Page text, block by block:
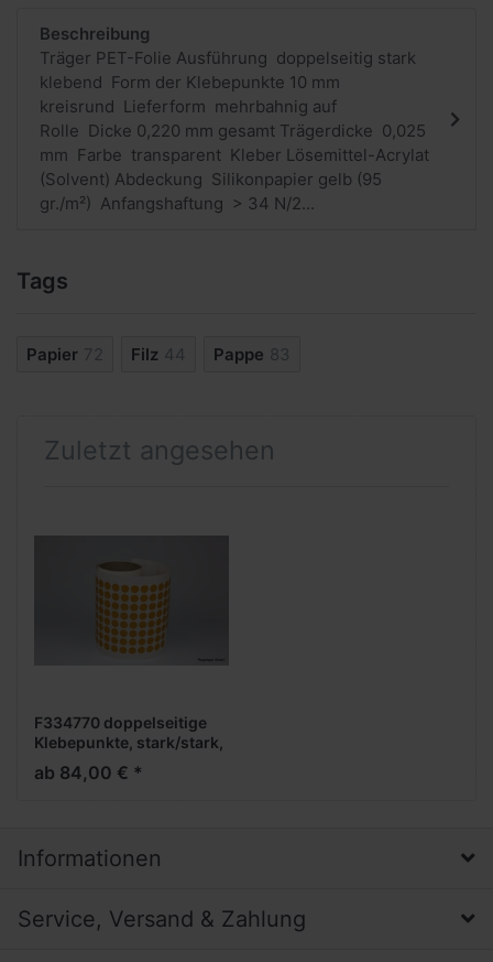
Beschreibung
Träger PET-Folie Ausführung doppelseitig stark
klebend Form der Klebepunkte 10 mm
kreisrund Lieferform mehrbahnig auf
Rolle Dicke 0,220 mm gesamt Trägerdicke 0,025
mm Farbe transparent Kleber Lösemittel-Acrylat
(Solvent) Abdeckung Silikonpapier gelb (95
gr./m²) Anfangshaftung > 34 N/2...
Tags
Papier 72 Filz 44 Pappe 83
Zuletzt angesehen
F334770 doppelseitige
Klebepunkte, stark/stark,
10 mm rund, 5.000 Stück
pro Rolle, Folienträger,
ab 84,00 € *
Informationen
Service, Versand & Zahlung